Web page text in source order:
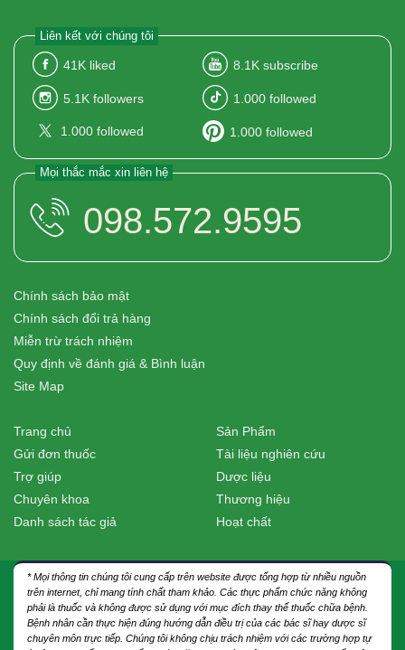
Liên kết với chúng tôi
41K liked 8.1K subscribe
5.1K followers 1.000 followed
1.000 followed 1.000 followed
Mọi thắc mắc xin liên hệ
098.572.9595
Chính sách bảo mật
Chính sách đổi trả hàng
Miễn trừ trách nhiệm
Quy định về đánh giá & Bình luận
Site Map
Trang chủ
Gửi đơn thuốc
Trợ giúp
Chuyên khoa
Danh sách tác giả
Sản Phẩm
Tài liệu nghiên cứu
Dược liệu
Thương hiệu
Hoạt chất
* Mọi thông tin chúng tôi cung cấp trên website được tổng hợp từ nhiều nguồn
trên internet, chỉ mang tính chất tham khảo. Các thực phẩm chức năng không
phải là thuốc và không được sử dụng với mục đích thay thế thuốc chữa bệnh.
Bệnh nhân cần thực hiện đúng hướng dẫn điều trị của các bác sĩ hay dược sĩ
chuyên môn trực tiếp. Chúng tôi không chịu trách nhiệm với các trường hợp tự